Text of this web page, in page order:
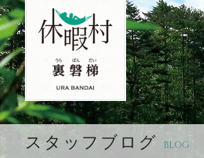
休暇村裏磐梯のブ
スタッフブログ BLOG